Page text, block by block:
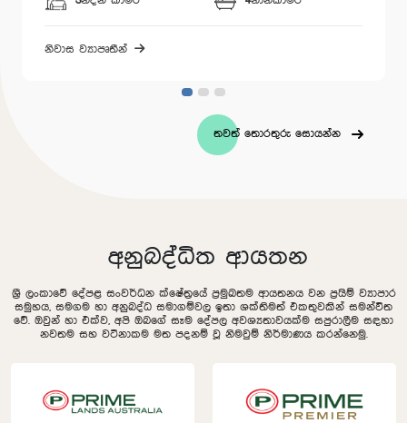
ව්‍යාපෘතීන්
තවත් තොරතුරු සොයන්න
අනුබද්ධිත ආයතන
ශ්‍රී ලංකාවේ දේපළ සංවර්ධන ක්ෂේත්‍රයේ ප්‍රමුඛතම ආයතනය වන ප්‍රයිම් ව්‍යාපාර
සමුහය, සමගම හා අනුබද්ධ සමාගම්වල ඉතා ශක්තිමත් එකතුවකින් සමන්විත
වේ. ඔවුන් හා එක්ව, අපි ඔබගේ සෑම දේපල අවශ්‍යතාවයක්ම සපුරාලීම සඳහා
නවතම සහ වටිනාකම මත පදනම් වූ නිමවුම් නිර්මාණය කරන්නෙමු.